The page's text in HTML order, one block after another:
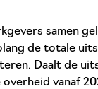
samen
de totale
Daalt de
overheid vanaf